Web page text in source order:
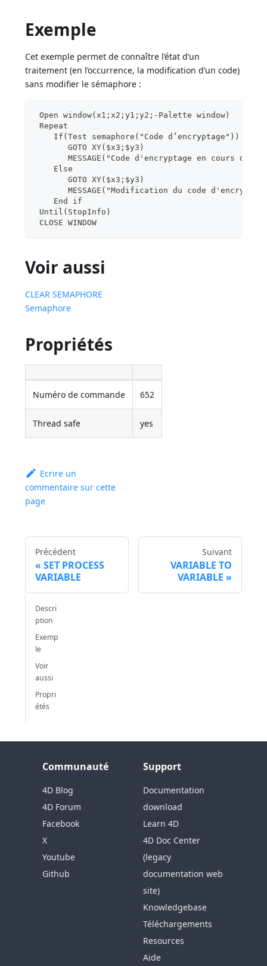
Exemple
Cet exemple permet de connaître l’état d’un
traitement (en l’occurrence, la modification d’un code)
sans modifier le sémaphore :
Open window(x1;x2;y1;y2;-Palette window)
Repeat
If(Test semaphore("Code d’encryptage"))
GOTO XY($x3;$y3)
MESSAGE("Code d'encryptage en cours de
Else
GOTO XY($x3;$y3)
MESSAGE("Modification du code
End if
Until(StopInfo)
CLOSE WINDOW
Voir aussi
CLEAR SEMAPHORE
Semaphore
Propriétés
Numéro de commande 652
Thread safe yes
Ecrire un
commentaire sur cette
page
Précédent
SET PROCESS
VARIABLE
Suivant
VARIABLE TO
VARIABLE
Descri
ption
Exemp
le
Voir
aussi
Propri
étés
Communauté
4D Blog
4D Forum
Facebook
X
Youtube
Github
Support
Documentation
download
Learn 4D
4D Doc Center
(legacy
documentation web
site)
Knowledgebase
Téléchargements
Resources
Aide